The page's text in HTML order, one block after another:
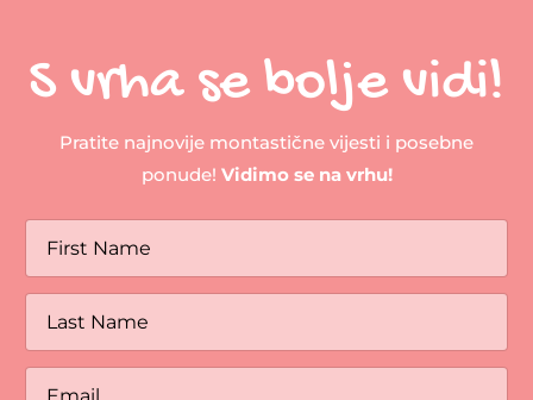
S vrha se bolje vidi!
Pratite najnovije montastične vijesti i posebne
ponude! Vidimo se na vrhu!